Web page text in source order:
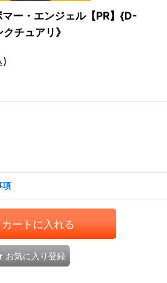
マー・エンジェル【PR】{D-
チュアリ》
)
項
カートに入れる
お気に入り登録